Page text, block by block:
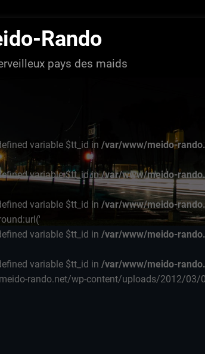
Rando
pays des maids
variable $tt_id in /var/www/meido-
variable $tt_id in/var/www/meido-
variable $tt_id in /var/www/meido-
variable $tt_id in /var/www/meido-
variable $tt_id in /var/www/meido-
rando.net/wp-content/uploads/2012/03/